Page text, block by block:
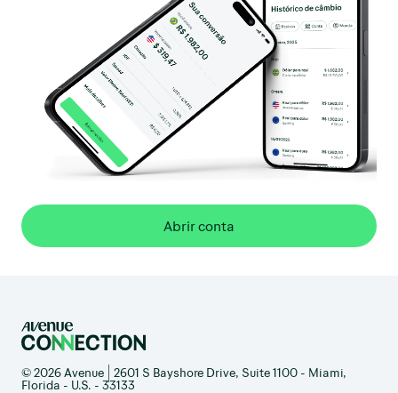
Abrir conta
© 2026 Avenue | 2601 S Bayshore Drive, Suite 1100 - Miami,
Florida - U.S. - 33133